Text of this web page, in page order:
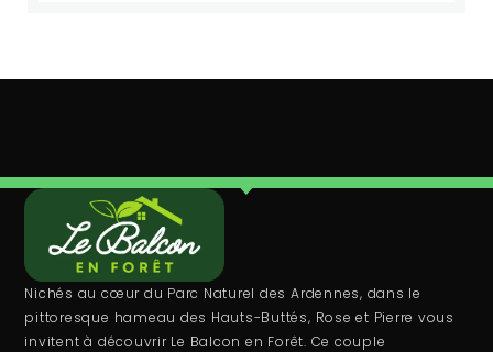
Nichés au cœur du Parc Naturel des Ardennes, dans le
pittoresque hameau des Hauts-Buttés, Rose et Pierre vous
invitent à découvrir Le Balcon en Forêt. Ce couple